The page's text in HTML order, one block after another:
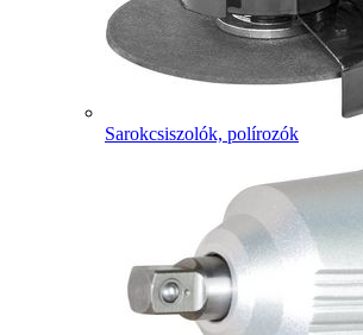
Sarokcsiszolók, polírozók